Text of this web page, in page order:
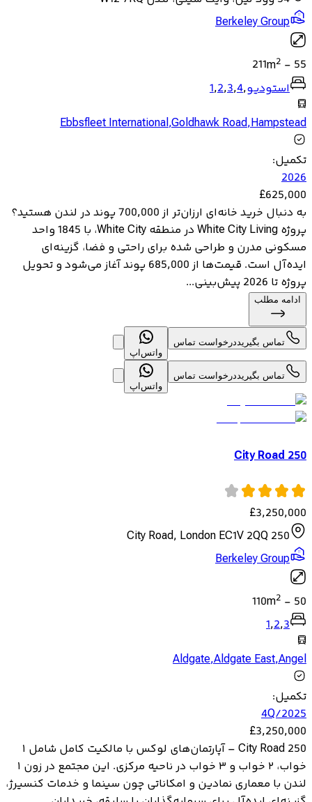
Berkeley Group
55
-
211m2
استودیو,
1,2,3,4
Ebbsfleet International,Goldhawk Road,Hampstead
تکمیل:
2026
£625,000
به دنبال خرید خانه‌ای ارزان‌تر از 700,000 پوند در لندن هستید؟
پروژه White City Living در منطقه White City، با 1845 واحد
مسکونی مدرن و طراحی شده برای راحتی و فضا، گزینه‌ای
ایده‌آل است. قیمت‌ها از 685,000 پوند آغاز می‌شود و تحویل
پروژه تا 2026 پیش‌بینی...
ادامه مطلب
تماس بگیرید درخواست تماس
واتس‌اپ
تماس بگیرید درخواست تماس
واتس‌اپ
250 City Road
£3,250,000
250 City Road, London EC1V 2QQ
Berkeley Group
50
-
110m2
1,2,3
Aldgate,Aldgate East,Angel
تکمیل:
4Q/2025
£3,250,000
250 City Road – آپارتمان‌های لوکس با مالکیت کامل شامل ۱
خواب، ۲ خواب و ۳ خواب در ناحیه مرکزی. این مجتمع در زون ۱
لندن با معماری نمادین و امکاناتی چون سینما و خدمات کنسیرژ،